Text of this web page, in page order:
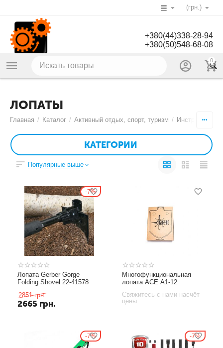
(грн.)
+380(44)338-28-94
+380(50)548-68-08
0
ЛОПАТЫ
Главная / Каталог / Активный отдых, спорт, туризм / Инструменты
КАТЕГОРИИ
Популярные выше
7%
Лопата Gerber Gorge
Folding Shovel 22-41578
2851 грн.
2665 грн.
Многофункциональная
лопата ACE A1-12
Свяжитесь с нами насчёт
цены
7% 7%